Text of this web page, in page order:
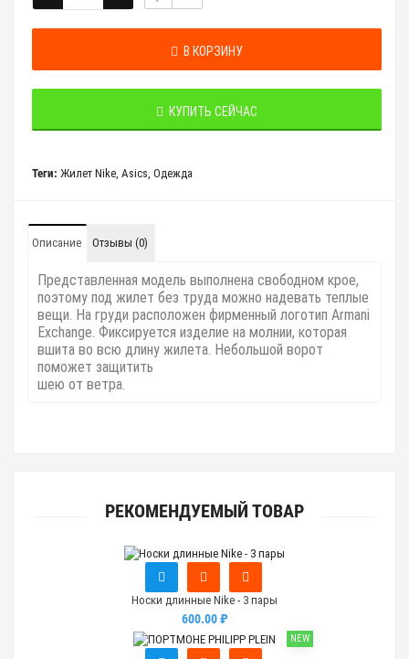
В КОРЗИНУ
КУПИТЬ СЕЙЧАС
Теги: Жилет Nike Asics Одежда
Описание Отзывы (0)
Представленная модель выполнена свободном крое,
поэтому под жилет без труда можно надевать теплые
вещи. На груди расположен фирменный логотип Armani
Exchange. Фиксируется изделие на молнии, которая
вшита во всю длину жилета. Небольшой ворот
поможет защитить
шею от ветра.
РЕКОМЕНДУЕМЫЙ ТОВАР
Носки длинные Nike - 3 пары
600.00 ₽
NEW